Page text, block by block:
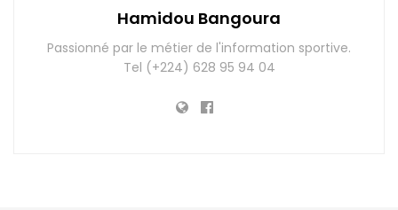
Hamidou Bangoura
Passionné par le métier de l'information sportive.
Tel (+224) 628 95 94 04